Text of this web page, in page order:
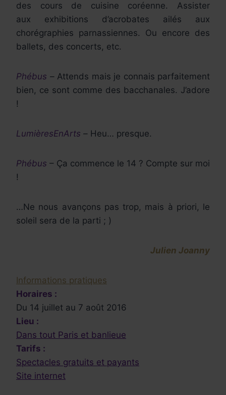
des cours de cuisine coréenne. Assister
aux exhibitions d’acrobates ailés aux
chorégraphies parnassiennes. Ou encore des
ballets, des concerts, etc.
Phébus – Attends mais je connais parfaitement
bien, ce sont comme des bacchanales. J’adore
!
LumièresEnArts – Heu… presque.
Phébus – Ça commence le 14 ? Compte sur moi
!
…Ne nous avançons pas trop, mais à priori, le
soleil sera de la parti ; )
Julien Joanny
Informations pratiques
Horaires :
Du 14 juillet au 7 août 2016
Lieu :
Dans tout Paris et banlieue
Tarifs :
Spectacles gratuits et payants
Site internet